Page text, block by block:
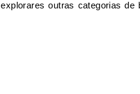
outras categorias